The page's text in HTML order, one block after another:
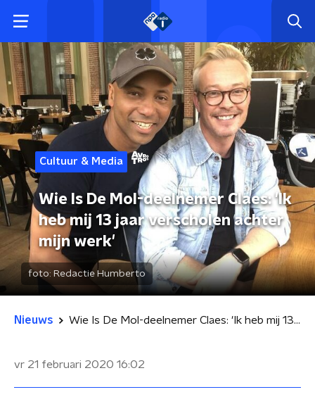
Cultuur & Media
Wie Is De Mol-deelnemer Claes: 'Ik
heb mij 13 jaar verscholen achter
mijn werk'
foto: Redactie Humberto
Nieuws Wie Is De Mol-deelnemer Claes: 'Ik heb mij 13 jaar verscholen achter mijn werk'
vr 21 februari 2020 16:02